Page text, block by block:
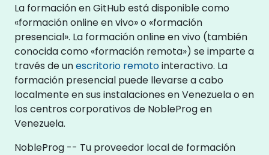
La formación en GitHub está disponible como
«formación online en vivo» o «formación
presencial». La formación online en vivo (también
conocida como «formación remota») se imparte a
través de unescritorio remotointeractivo. La
formación presencial puede llevarse a cabo
localmente en sus instalaciones en Venezuela o en
los centros corporativos de NobleProg en
Venezuela.
NobleProg -- Tu proveedor local de formación